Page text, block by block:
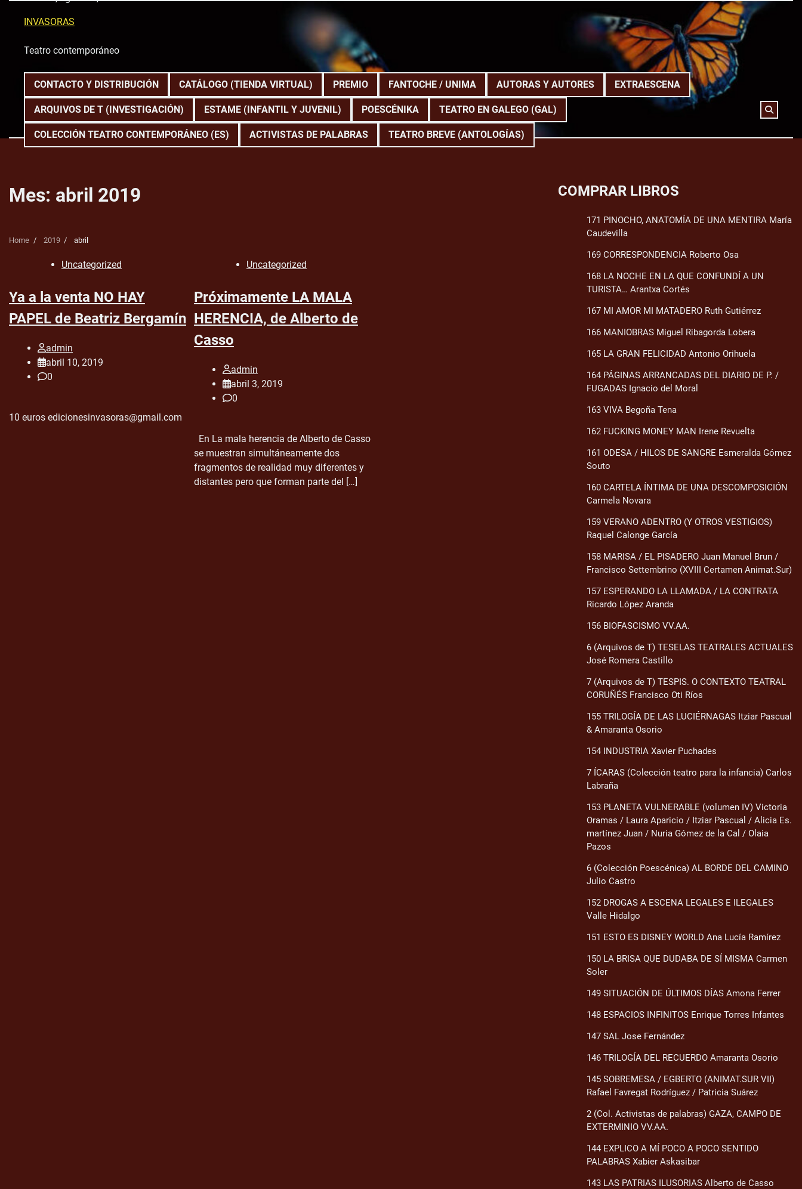
INVASORAS
Teatro contemporáneo
CONTACTO Y DISTRIBUCIÓN CATÁLOGO (TIENDA VIRTUAL) PREMIO FANTOCHE / UNIMA AUTORAS Y AUTORES EXTRAESCENA
ARQUIVOS DE T (INVESTIGACIÓN) ESTAME (INFANTIL Y JUVENIL) POESCÉNIKA TEATRO EN GALEGO (GAL)
COLECCIÓN TEATRO CONTEMPORÁNEO (ES) ACTIVISTAS DE PALABRAS TEATRO BREVE (ANTOLOGÍAS)
Mes: abril 2019
Home 2019 abril
Uncategorized
Ya a la venta NO HAY
PAPEL de Beatriz Bergamín
admin
abril 10, 2019
0
10 euros edicionesinvasoras@gmail.com
Uncategorized
Próximamente LA MALA
HERENCIA, de Alberto de
Casso
admin
abril 3, 2019
0
En La mala herencia de Alberto de Casso
se muestran simultáneamente dos
fragmentos de realidad muy diferentes y
distantes pero que forman parte del […]
COMPRAR LIBROS
171 PINOCHO, ANATOMÍA DE UNA MENTIRA María
Caudevilla
169 CORRESPONDENCIA Roberto Osa
168 LA NOCHE EN LA QUE CONFUNDÍ A UN
TURISTA… Arantxa Cortés
167 MI AMOR MI MATADERO Ruth Gutiérrez
166 MANIOBRAS Miguel Ribagorda Lobera
165 LA GRAN FELICIDAD Antonio Orihuela
164 PÁGINAS ARRANCADAS DEL DIARIO DE P. /
FUGADAS Ignacio del Moral
163 VIVA Begoña Tena
162 FUCKING MONEY MAN Irene Revuelta
161 ODESA / HILOS DE SANGRE Esmeralda Gómez
Souto
160 CARTELA ÍNTIMA DE UNA DESCOMPOSICIÓN
Carmela Novara
159 VERANO ADENTRO (Y OTROS VESTIGIOS)
Raquel Calonge García
158 MARISA / EL PISADERO Juan Manuel Brun /
Francisco Settembrino (XVIII Certamen Animat.Sur)
157 ESPERANDO LA LLAMADA / LA CONTRATA
Ricardo López Aranda
156 BIOFASCISMO VV.AA.
6 (Arquivos de T) TESELAS TEATRALES ACTUALES
José Romera Castillo
7 (Arquivos de T) TESPIS. O CONTEXTO TEATRAL
CORUÑÉS Francisco Oti Ríos
155 TRILOGÍA DE LAS LUCIÉRNAGAS Itziar Pascual
& Amaranta Osorio
154 INDUSTRIA Xavier Puchades
7 ÍCARAS (Colección teatro para la infancia) Carlos
Labraña
153 PLANETA VULNERABLE (volumen IV) Victoria
Oramas / Laura Aparicio / Itziar Pascual / Alicia Es.
martínez Juan / Nuria Gómez de la Cal / Olaia
Pazos
6 (Colección Poescénica) AL BORDE DEL CAMINO
Julio Castro
152 DROGAS A ESCENA LEGALES E ILEGALES
Valle Hidalgo
151 ESTO ES DISNEY WORLD Ana Lucía Ramírez
150 LA BRISA QUE DUDABA DE SÍ MISMA Carmen
Soler
149 SITUACIÓN DE ÚLTIMOS DÍAS Amona Ferrer
148 ESPACIOS INFINITOS Enrique Torres Infantes
147 SAL Jose Fernández
146 TRILOGÍA DEL RECUERDO Amaranta Osorio
145 SOBREMESA / EGBERTO (ANIMAT.SUR VII)
Rafael Favregat Rodríguez / Patricia Suárez
2 (Col. Activistas de palabras) GAZA, CAMPO DE
EXTERMINIO VV.AA.
144 EXPLICO A MÍ POCO A POCO SENTIDO
PALABRAS Xabier Askasibar
143 LAS PATRIAS ILUSORIAS Alberto de Casso